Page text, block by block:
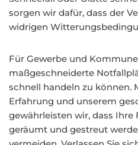
sorgen wir dafür, dass der
widrigen
Für Gewerbe und
maßgeschneiderte
schnell handeln zu können.
Erfahrung und unserem
gewährleisten wir, dass Ihre
geräumt und gestreut